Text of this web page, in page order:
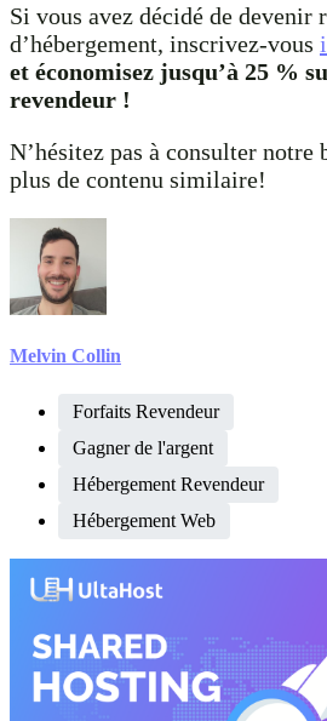
Si vous avez décidé de devenir
d’hébergement, inscrivez-vous
et économisez jusqu’à 25 %
revendeur !
N’hésitez pas à consulter
plus de contenu similaire!
Melvin Collin
Forfaits Revendeur
Gagner de l'argent
Hébergement Revendeur
Hébergement Web